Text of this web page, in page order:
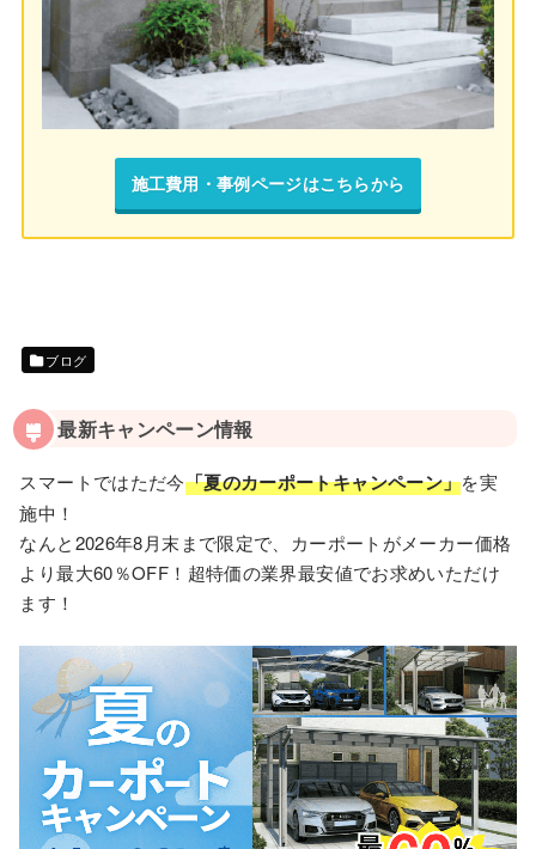
施工費用・事例ページはこちらから
ブログ
最新キャンペーン情報
スマートではただ今「夏のカーポートキャンペーン」を実
施中！
なんと2026年8月末まで限定で、カーポートがメーカー価格
より最大60％OFF！超特価の業界最安値でお求めいただけ
ます！